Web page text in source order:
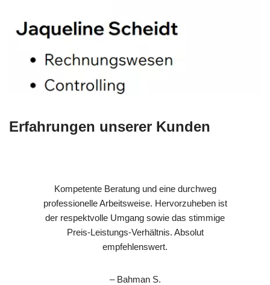
Erfahrungen unserer Kunden
Kompetente Beratung und eine durchweg
professionelle Arbeitsweise. Hervorzuheben ist
der respektvolle Umgang sowie das stimmige
Preis-Leistungs-Verhältnis. Absolut
empfehlenswert.
– Bahman S.